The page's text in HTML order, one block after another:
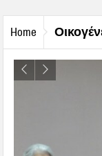
Home